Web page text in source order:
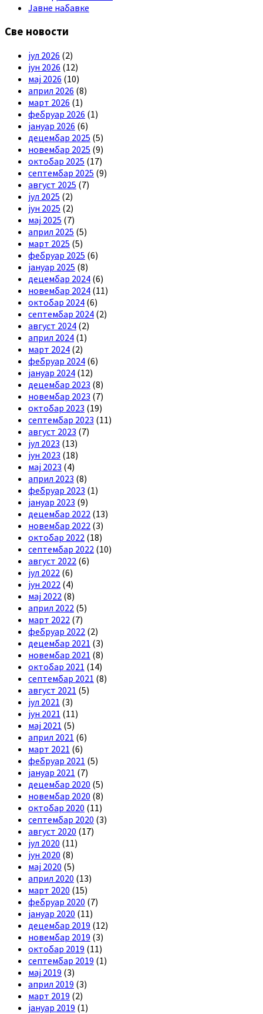
Јавне набавке
Све новости
јул 2026 (2)
јун 2026 (12)
мај 2026 (10)
април 2026 (8)
март 2026 (1)
фебруар 2026 (1)
јануар 2026 (6)
децембар 2025 (5)
новембар 2025 (9)
октобар 2025 (17)
септембар 2025 (9)
август 2025 (7)
јул 2025 (2)
јун 2025 (2)
мај 2025 (7)
април 2025 (5)
март 2025 (5)
фебруар 2025 (6)
јануар 2025 (8)
децембар 2024 (6)
новембар 2024 (11)
октобар 2024 (6)
септембар 2024 (2)
август 2024 (2)
април 2024 (1)
март 2024 (2)
фебруар 2024 (6)
јануар 2024 (12)
децембар 2023 (8)
новембар 2023 (7)
октобар 2023 (19)
септембар 2023 (11)
август 2023 (7)
јул 2023 (13)
јун 2023 (18)
мај 2023 (4)
април 2023 (8)
фебруар 2023 (1)
јануар 2023 (9)
децембар 2022 (13)
новембар 2022 (3)
октобар 2022 (18)
септембар 2022 (10)
август 2022 (6)
јул 2022 (6)
јун 2022 (4)
мај 2022 (8)
април 2022 (5)
март 2022 (7)
фебруар 2022 (2)
децембар 2021 (3)
новембар 2021 (8)
октобар 2021 (14)
септембар 2021 (8)
август 2021 (5)
јул 2021 (3)
јун 2021 (11)
мај 2021 (5)
април 2021 (6)
март 2021 (6)
фебруар 2021 (5)
јануар 2021 (7)
децембар 2020 (5)
новембар 2020 (8)
октобар 2020 (11)
септембар 2020 (3)
август 2020 (17)
јул 2020 (11)
јун 2020 (8)
мај 2020 (5)
април 2020 (13)
март 2020 (15)
фебруар 2020 (7)
јануар 2020 (11)
децембар 2019 (12)
новембар 2019 (3)
октобар 2019 (11)
септембар 2019 (1)
мај 2019 (3)
април 2019 (3)
март 2019 (2)
јануар 2019 (1)